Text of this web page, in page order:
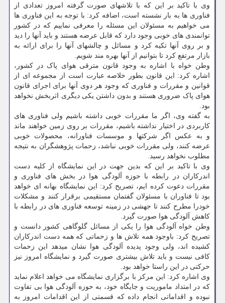
وی با تاکید بر این که با تلاشهای صورت گرفته امروز تعدادی از
فناوری ها به بار نشسته است، اضافه کرد: با توجه به این فناوری ها
می خواهیم به مسئولان این مسئله را معرفی نماییم که در کشور
توانمندی های خوبی وجود دارد که قابل عرضه هستند و باید آنها را دید
و بر روی آنها تکیه کرد و مسائل و چالشهای آنها را برای ارائه به
بازار مرتفع کرد تا بتوانیم از آنها بهره مند شویم.
وطن خواه با اشاره به وجود قانون مترقی هوای پاک در کشور،
اشاره کرد: این قانون بطور خلاصه عبارت است از مجموعه ای از
قوانین و مقررات و فناوری که وجود هر دوی آنها برای اجرای قانون
هوای پاک ضروری هستند و بدون داشتن یکی دیگری اثربخش نخواهد
بود.
به گفته وی، اگر ما مقررات خوبی داشته باشیم ولی فناوری های
کاربردی در اختیار نداشته باشیم، مقررات بر روی زمین خواهند ماند
و به عکس اگر شرکتها و موسسات فناورانه، محصولات خوبی
عرضه کنند، ولی مقررات خوبی نباشد، زحمات پژوهشگران به نتیجه
مطلوب نخواهد رسید.
وی با تاکید بر این که بدین جهت در این نمایشگاه از کلیه دست
اندرکاران در رابطه با حوزه آلودگی هوا در بخش های فناوری و
مقررات دعوت کرده ایم، تصریح کرد: این نمایشگاه بهانه ای خواهد
بود تا فناوران با مسئولان گفتمان مستقیمی برقرار کنند و مشکلات
خودرا مطرح کنند تا جهشی در زمینه توسعه فناوری های در رابطه با
کاهش آلودگی هوا صورت گیرد.
وطن خواه آلودگی هوا را یکی از مسائل گلوگاهی کشور دانست و
تصریح کرد: باوجود همه تلاش ها و زحماتی که همه دست اندرکاران
کشیده اند، ولی وجود پدیده آلودگی هوا نشان میدهد این زحمات
کافی نیست و باید تلاش بیشتری صورت گیرد و نمایشگاه امروز نیز
حرکتی در این راستا خواهد بود.
وی اشاره کرد: این مرکز با برگزاری نمایشگاه می خواهد اعلام نماید
که در امتداد ماموریت و جایگاه خود، به حوزه آلودگی هوا بی تفاوت
نبوده و اقداماتی انجام داده که قسمتی از این اقدامات امروز به